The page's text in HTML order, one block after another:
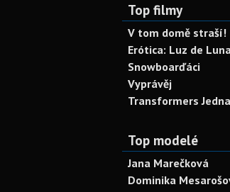
Top filmy
V tom domě straší!
Erótica: Luz de
Snowboarďáci
Vyprávěj
Transformers Jedna
Top modelé
Jana Marečková
Dominika